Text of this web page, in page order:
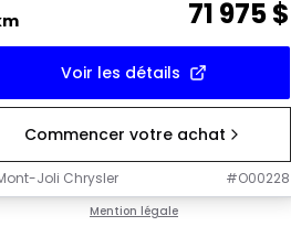
71 975$
Voir les détails
Commencer votre achat
Joli Chrysler #O00228
Mention légale